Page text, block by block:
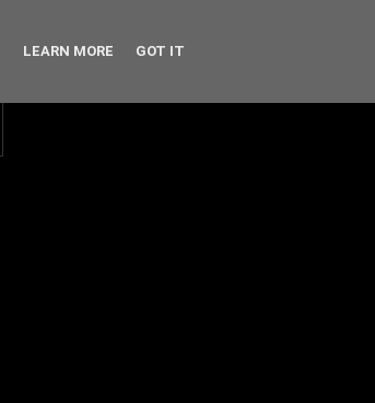
LEARN MORE GOT IT